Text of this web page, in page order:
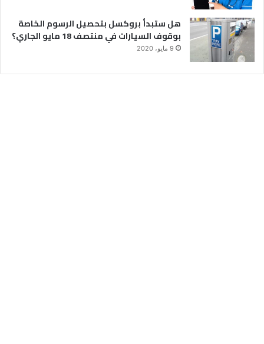
هل ستبدأ بروكسل بتحصيل الرسوم الخاصة
بوقوف السيارات في منتصف 18 مايو الجاري؟
9 مايو، 2020